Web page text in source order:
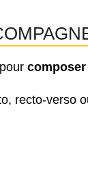
recto-verso